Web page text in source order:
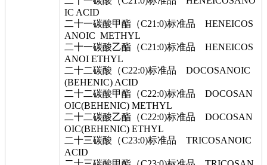
IC ACID
二十一碳酸甲酯（C21:0)标准品 HENEICOS
ANOIC METHYL
二十一碳酸乙酯（C21:0)标准品 HENEICOS
ANOI ETHYL
二十二碳酸（C22:0)标准品 DOCOSANOIC
(BEHENIC) ACID
二十二碳酸甲酯（C22:0)标准品 DOCOSAN
OIC(BEHENIC) METHYL
二十二碳酸乙酯（C22:0)标准品 DOCOSAN
OIC(BEHENIC) ETHYL
二十三碳酸（C23:0)标准品 TRICOSANOIC
ACID